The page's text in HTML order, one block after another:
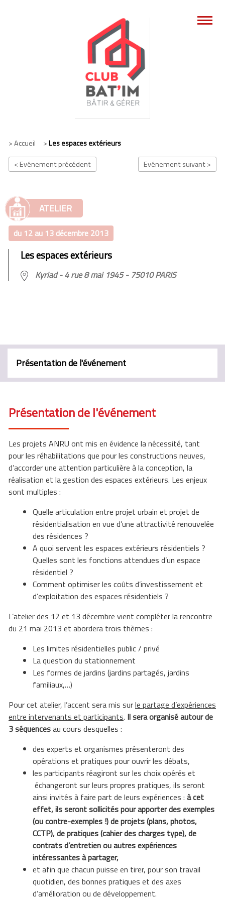
> Accueil >Les espaces extérieurs
< Evénement précédent
Evénement suivant >
ATELIER
du 12 au 13 décembre 2013
Les espaces extérieurs
Kyriad - 4 rue 8 mai 1945 - 75010 PARIS
Présentation de l'événement
Présentation de l'événement
Les projets ANRU ont mis en évidence la nécessité, tant
pour les réhabilitations que pour les constructions neuves,
d’accorder une attention particulière à la conception, la
réalisation et la gestion des espaces extérieurs. Les enjeux
sont multiples :
Quelle articulation entre projet urbain et projet de
résidentialisation en vue d’une attractivité renouvelée
des résidences ?
A quoi servent les espaces extérieurs résidentiels ?
Quelles sont les fonctions attendues d’un espace
résidentiel ?
Comment optimiser les coûts d’investissement et
d’exploitation des espaces résidentiels ?
L’atelier des 12 et 13 décembre vient compléter la rencontre
du 21 mai 2013 et abordera trois thèmes :
Les limites résidentielles public / privé
La question du stationnement
Les formes de jardins (jardins partagés, jardins
familiaux,…)
Pour cet atelier, l’accent sera mis surle partage d’expériences
entre intervenants et participants. Il sera organisé autour de
3 séquencesau cours desquelles :
des experts et organismes présenteront des
opérations et pratiques pour ouvrir les débats,
les participants réagiront sur les choix opérés et
échangeront sur leurs propres pratiques, ils seront
ainsi invités à faire part de leurs expériences : à cet
effet, ils seront sollicités pour apporter des exemples
(ou contre-exemples !) de projets (plans, photos,
CCTP), de pratiques (cahier des charges type), de
contrats d’entretien ou autres expériences
intéressantes à partager,
et afin que chacun puisse en tirer, pour son travail
quotidien, des bonnes pratiques et des axes
d’amélioration ou de développement.